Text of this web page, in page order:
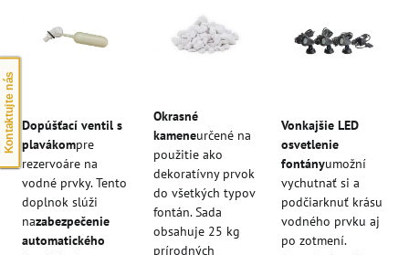
Dopúšťací ventil s
plavákompre
rezervoáre na
vodné prvky. Tento
doplnok slúži
nazabezpečenie
automatického
Okrasné
kameneurčené na
použitie ako
dekoratívny prvok
do všetkých typov
fontán. Sada
obsahuje 25 kg
prírodných
Vonkajšie LED
osvetlenie
fontányumožní
vychutnať si a
podčiarknuť krásu
vodného prvku aj
po zotmení.
Kontaktujte nás